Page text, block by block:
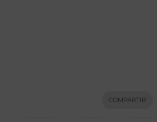
COMPARTIR